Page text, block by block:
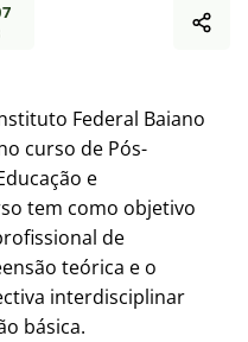
Federal Baiano
curso de Pós-
e
tem como objetivo
de
teórica e o
interdisciplinar
básica.